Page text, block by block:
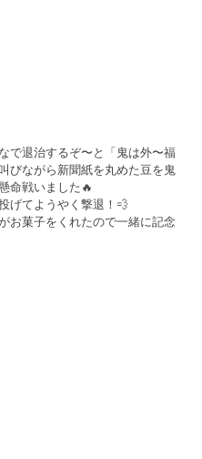
で退治するぞ〜と「鬼は外〜福
びながら新聞紙を丸めた豆を鬼
命戦いました🔥
げてようやく撃退！💨
お菓子をくれたので一緒に記念